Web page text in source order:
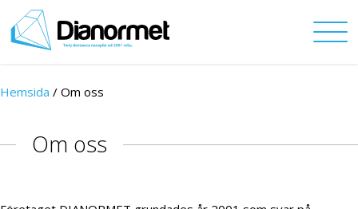
Hemsida / Om oss
Om oss